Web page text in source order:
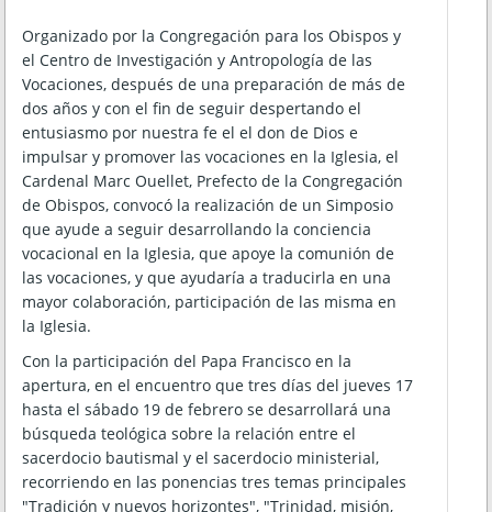
Organizado por la Congregación para los Obispos y
el Centro de Investigación y Antropología de las
Vocaciones, después de una preparación de más de
dos años y con el fin de seguir despertando el
entusiasmo por nuestra fe el el don de Dios e
impulsar y promover las vocaciones en la Iglesia, el
Cardenal Marc Ouellet, Prefecto de la Congregación
de Obispos, convocó la realización de un Simposio
que ayude a seguir desarrollando la conciencia
vocacional en la Iglesia, que apoye la comunión de
las vocaciones, y que ayudaría a traducirla en una
mayor colaboración, participación de las misma en
la Iglesia.
Con la participación del Papa Francisco en la
apertura, en el encuentro que tres días del jueves 17
hasta el sábado 19 de febrero se desarrollará una
búsqueda teológica sobre la relación entre el
sacerdocio bautismal y el sacerdocio ministerial,
recorriendo en las ponencias tres temas principales
"Tradición y nuevos horizontes", "Trinidad, misión,